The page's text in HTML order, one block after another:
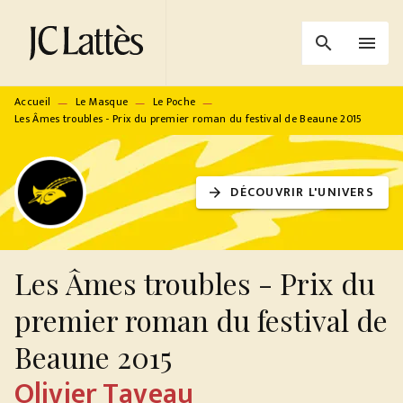
MENU RECHERCHE
PIED DE PAGE
search menu
Accueil — Le Masque — Le Poche —
Les Âmes troubles - Prix du premier roman du festival de Beaune 2015
arrow_forward DÉCOUVRIR L'UNIVERS
Les Âmes troubles - Prix du
premier roman du festival de
Beaune 2015